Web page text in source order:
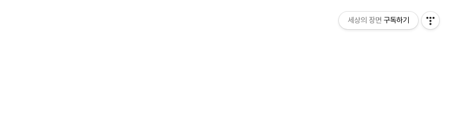
세상의 장면 구독하기